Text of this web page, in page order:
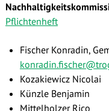
Pflichtenheft
Fischer Konradin,
Kozakiewicz Nicolai
Künzle Benjamin
Mittelholzer Rico